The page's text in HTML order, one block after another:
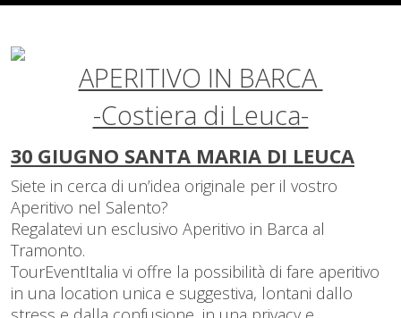
APERITIVO IN BARCA
-Costiera di Leuca-
30 GIUGNO SANTA MARIA DI LEUCA
Siete in cerca di un’idea originale per il vostro
Aperitivo nel Salento?
Regalatevi un esclusivo Aperitivo in Barca al
Tramonto.
TourEventItalia vi offre la possibilità di fare aperitivo
in una location unica e suggestiva, lontani dallo